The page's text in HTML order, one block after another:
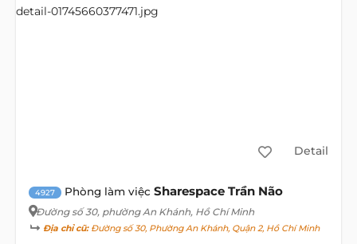
Detail
4927 Phòng làm việc Sharespace Trần Não
Đường số 30, phường An Khánh, Hồ Chí Minh
Địa chỉ cũ:Đường số 30, Phường An Khánh, Quận 2, Hồ Chí Minh